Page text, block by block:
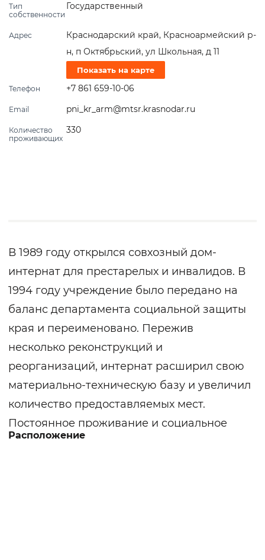
Тип
собственности
Государственный
Адрес
Краснодарский край, Красноармейский р-
н, п Октябрьский, ул Школьная, д 11
Показать на карте
Телефон +7 861 659-10-06
Email pni_kr_arm@mtsr.krasnodar.ru
Количество
проживающих
330
В 1989 году открылся совхозный дом-
интернат для престарелых и инвалидов. В
1994 году учреждение было передано на
баланс департамента социальной защиты
края и переименовано. Пережив
несколько реконструкций и
реорганизаций, интернат расширил свою
материально-техническую базу и увеличил
количество предоставляемых мест.
Постоянное проживание и социальное
обслуживание предоставляется не
Расположение